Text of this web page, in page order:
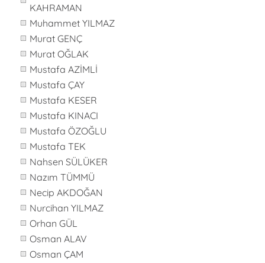
KAHRAMAN
Muhammet YILMAZ
Murat GENÇ
Murat OĞLAK
Mustafa AZİMLİ
Mustafa ÇAY
Mustafa KESER
Mustafa KINACI
Mustafa ÖZOĞLU
Mustafa TEK
Nahsen SÜLÜKER
Nazım TÜMMÜ
Necip AKDOĞAN
Nurcihan YILMAZ
Orhan GÜL
Osman ALAV
Osman ÇAM